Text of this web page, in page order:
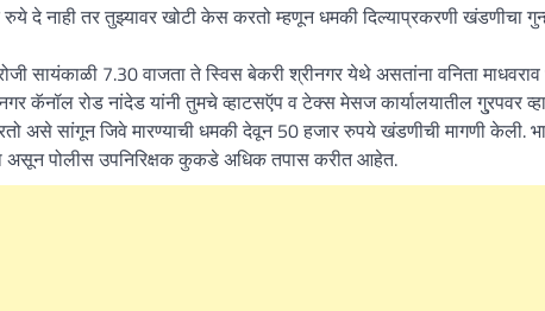
दे नाही तर तुझ्यावर खोटी केस करतो म्हणून धमकी दिल्याप्रकरणी खंडणीचा
सायंकाळी 7.30 वाजता ते स्विस बेकरी श्रीनगर येथे असतांना वनिता माधवराव
कॅनॉल रोड नांदेड यांनी तुमचे व्हाटसऍप व टेक्स मेसज कार्यालयातील गु्रपवर
असे सांगून जिवे मारण्याची धमकी देवून 50 हजार रुपये खंडणीची मागणी केली.
असून पोलीस उपनिरिक्षक कुकडे अधिक तपास करीत आहेत.